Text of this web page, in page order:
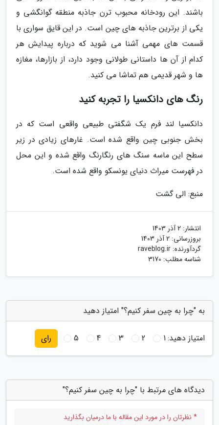
باشند. این رودخانه محبوب ترن جاذبه منطقه گوانگشی و
یکی از برترین جاذبه های چین است. در این قایق سواری با
قسمت های مهمی آشنا می شوید که درباره پیدایش هر
کدام از آن ها داستانی طولانی وجود دارد، از بازارها، مغازه
ها و شهر قدیمی هم تماشا می کنید.
رنگ های دانکسیا را تجربه کنید
دانکسیا لند فرم یک شگفتی طبیعی واقعی است که در
بخش جنوبی چین واقع شده است. غارهای زیادی در زیر
سطح این ماسه سنگ های رنگارنگ واقع شده و این محل
در فهرست میراث دنیای یونسکو واقع شده است.
منبع: الی گشت
انتشار: 2 آذر 1403
بروزرسانی: 2 آذر 1403
گردآورنده: raveblog.ir
شناسه مطلب: 3170
به "چرا به چین سفر کنیم؟" امتیاز دهید
امتیاز دهید:1
2
3
4
5 رای
دیدگاه های مرتبط با "چرا به چین سفر کنیم؟"
* نظرتان را در مورد این مقاله با ما درمیان بگذارید